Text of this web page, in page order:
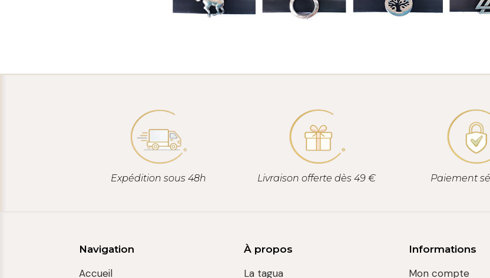
Expédition sous 48h Livraison offerte dès 49 € Paiement
Navigation
Accueil
À propos
La tagua
Informations
Mon compte